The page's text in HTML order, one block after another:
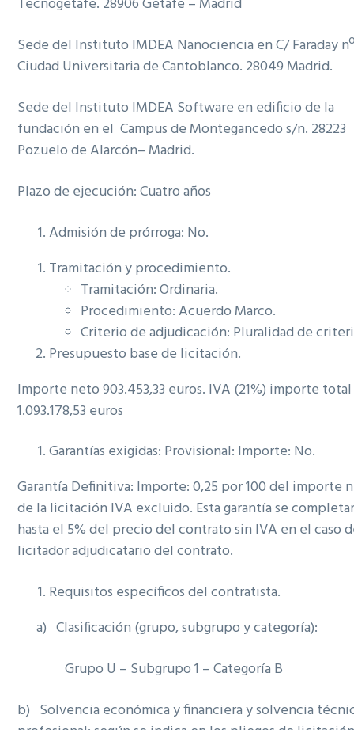
Sede del Instituto IMDEA Nanociencia en C/ Faraday
Ciudad Universitaria de Cantoblanco. 28049 Madrid.
Sede del Instituto IMDEA Software en edificio de la
fundación en el Campus de Montegancedo s/n. 28223
Pozuelo de Alarcón– Madrid.
Plazo de ejecución: Cuatro años
Admisión de prórroga: No.
Tramitación y procedimiento.
Tramitación: Ordinaria.
Procedimiento: Acuerdo Marco.
Criterio de adjudicación: Pluralidad de
Presupuesto base de licitación.
Importe neto 903.453,33 euros. IVA (21%) importe total
1.093.178,53 euros
Garantías exigidas: Provisional: Importe: No.
Garantía Definitiva: Importe: 0,25 por 100 del importe
de la licitación IVA excluido. Esta garantía se
hasta el 5% del precio del contrato sin IVA en el caso
licitador adjudicatario del contrato.
Requisitos específicos del contratista.
a) Clasificación (grupo, subgrupo y categoría):
Grupo U – Subgrupo 1 – Categoría B
b) Solvencia económica y financiera y solvencia